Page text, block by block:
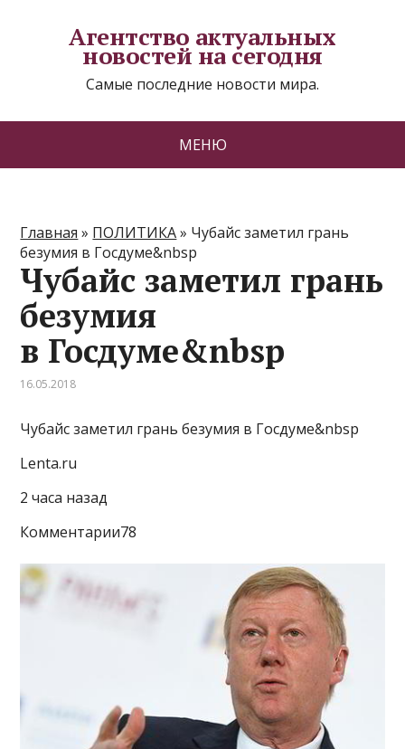
Агентство актуальных
новостей на сегодня
Самые последние новости мира.
МЕНЮ
Главная » ПОЛИТИКА» Чубайс заметил грань
безумия в Госдуме&nbsp
Чубайс заметил грань
безумия
в Госдуме&nbsp
16.05.2018
Чубайс заметил грань безумия в Госдуме&nbsp
Lenta.ru
2 часа назад
Комментарии78